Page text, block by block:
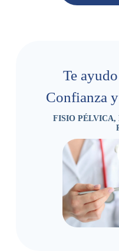
Te
Confianza
FISIO PÉLVICA,